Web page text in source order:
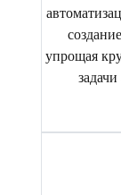
упрощая